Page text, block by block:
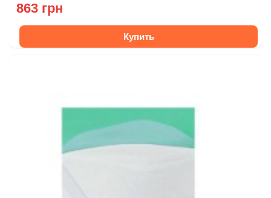
863 грн
Купить